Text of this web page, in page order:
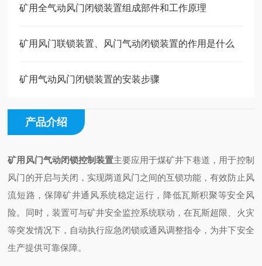
矿用全气动风门闭锁装置组成部件和工作原理
矿用风门联锁装置、风门气动闭锁装置的作用是什么
矿用气动风门闭锁装置的安装步骤
产品介绍
矿用风门气动闭锁控制装置主要应用于煤矿井下巷道，用于控制
风门的开启与关闭，实现两道风门之间的互锁功能，有效防止风
流短路，保障矿井通风系统稳定运行，降低瓦斯积聚等安全风
险。同时，装置可与矿井安全监控系统联动，在瓦斯超限、火灾
等突发情况下，自动执行应急闭锁或通风调整指令，为井下安全
生产提供可靠保障。